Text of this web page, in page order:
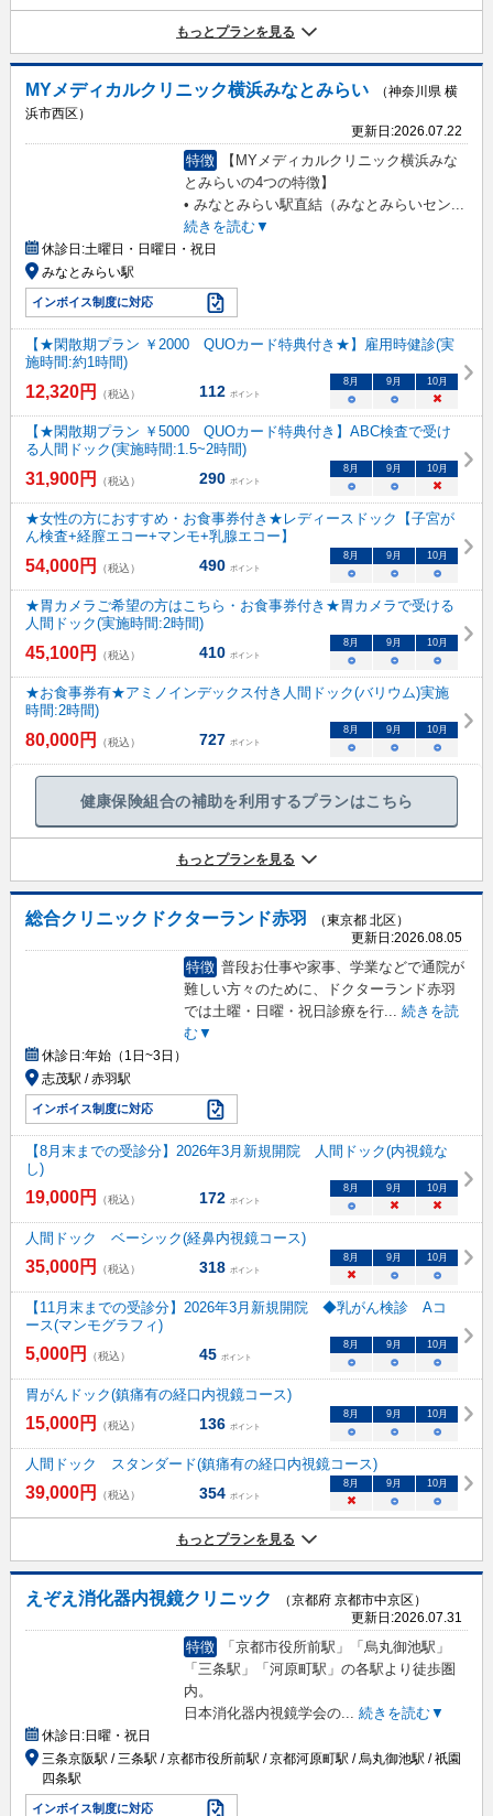
もっとプランを見る
MYメディカルクリニック横浜みなとみらい
（神奈川県 横
浜市西区）
更新日:2026.07.22
特徴
【MYメディカルクリニック横浜みな
とみらいの4つの特徴】
• みなとみらい駅直結（みなとみらいセン...
続きを読む▼
休診日:土曜日・日曜日・祝日
みなとみらい駅
インボイス制度に対応
【★閑散期プラン ￥2000 QUOカード特典付き★】雇用時健診(実
施時間:約1時間)
12,320円 （税込） 112 ポイント
8月 9月 10月
○ ○ ×
【★閑散期プラン ￥5000 QUOカード特典付き】ABC検査で受け
る人間ドック(実施時間:1.5~2時間)
31,900円 （税込） 290 ポイント
8月 9月 10月
○ ○ ×
★女性の方におすすめ・お食事券付き★レディースドック【子宮が
ん検査+経膣エコー+マンモ+乳腺エコー】
54,000円 （税込） 490 ポイント
8月 9月 10月
○ ○ ○
★胃カメラご希望の方はこちら・お食事券付き★胃カメラで受ける
人間ドック(実施時間:2時間)
45,100円 （税込） 410 ポイント
8月 9月 10月
○ ○ ○
★お食事券有★アミノインデックス付き人間ドック(バリウム)実施
時間:2時間)
80,000円 （税込） 727 ポイント
8月 9月 10月
○ ○ ○
健康保険組合の補助を利用するプランはこちら
もっとプランを見る
総合クリニックドクターランド赤羽
（東京都 北区）
更新日:2026.08.05
特徴 普段お仕事や家事、学業などで通院が
難しい方々のために、ドクターランド赤羽
では土曜・日曜・祝日診療を行...
続きを読
む▼
休診日:年始（1日~3日）
志茂駅 / 赤羽駅
インボイス制度に対応
【8月末までの受診分】2026年3月新規開院 人間ドック(内視鏡な
し)
19,000円 （税込） 172 ポイント
8 月 9 月 10月
○ × ×
人間ドック ベーシック(経鼻内視鏡コース)
35,000円 （税込） 318 ポイント
8 月 9 月 10月
× ○ ○
【11月末までの受診分】2026年3月新規開院 ◆乳がん検診 Aコ
ース(マンモグラフィ)
5,000円 （税込） 45 ポイント
8 月 9 月 10月
○ ○ ○
胃がんドック(鎮痛有の経口内視鏡コース)
15,000円 （税込） 136 ポイント
8 月 9 月 10月
○ ○ ○
人間ドック スタンダード(鎮痛有の経口内視鏡コース)
39,000円 （税込） 354 ポイント
8 月 9 月 10月
× ○ ○
もっとプランを見る
えぞえ消化器内視鏡クリニック
（京都府 京都市中京区）
更新日:2026.07.31
特徴
「京都市役所前駅」「烏丸御池駅」
「三条駅」「河原町駅」の各駅より徒歩圏
内。
日本消化器内視鏡学会の... 続きを読む▼
休診日:日曜・祝日
三条京阪駅 / 三条駅 / 京都市役所前駅 / 京都河原町駅 / 烏丸御池駅 / 祇園
四条駅
インボイス制度に対応